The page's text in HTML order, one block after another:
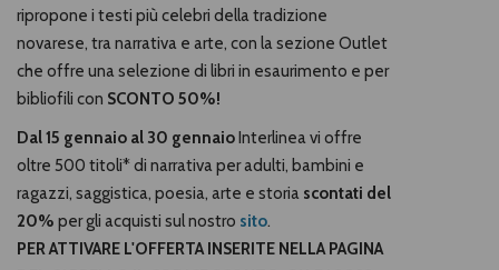
ripropone i testi più celebri della tradizione
novarese, tra narrativa e arte, con la sezione Outlet
che offre una selezione di libri in esaurimento e per
bibliofili con SCONTO 50%!
Dal 15 gennaio al 30 gennaioInterlinea vi offre
oltre 500 titoli*di narrativa per adulti, bambini e
ragazzi, saggistica, poesia, arte e storia scontati del
20% per gli acquisti sul nostro sito.
PER ATTIVARE L'OFFERTA INSERITE NELLA PAGINA